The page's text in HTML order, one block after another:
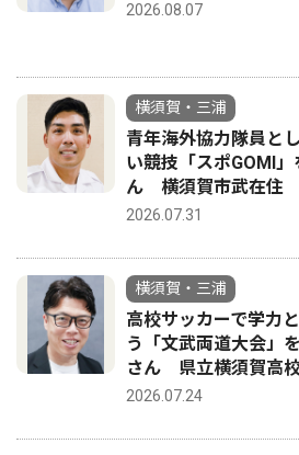
2026.08.07
横須賀・三浦
青年海外協力隊員と
い競技「スポGOMI
ん 横須賀市武在住
2026.07.31
横須賀・三浦
高校サッカーで学力
う「文武両道大会」
さん 県立横須賀高
2026.07.24